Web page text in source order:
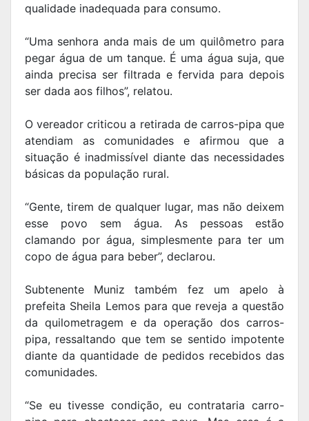
qualidade inadequada para consumo.
“Uma senhora anda mais de um quilômetro para
pegar água de um tanque. É uma água suja, que
ainda precisa ser filtrada e fervida para depois
ser dada aos filhos”, relatou.
O vereador criticou a retirada de carros-pipa que
atendiam as comunidades e afirmou que a
situação é inadmissível diante das necessidades
básicas da população rural.
“Gente, tirem de qualquer lugar, mas não deixem
esse povo sem água. As pessoas estão
clamando por água, simplesmente para ter um
copo de água para beber”, declarou.
Subtenente Muniz também fez um apelo à
prefeita Sheila Lemos para que reveja a questão
da quilometragem e da operação dos carros-
pipa, ressaltando que tem se sentido impotente
diante da quantidade de pedidos recebidos das
comunidades.
“Se eu tivesse condição, eu contrataria carro-